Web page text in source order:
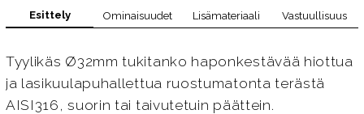
Esittely Ominaisuudet Lisämateriaali Vastuullisuus
Tyylikäs Ø32mm tukitanko haponkestävää hiottua
ja lasikuulapuhallettua ruostumatonta terästä
AISI316, suorin tai taivutetuin päättein.